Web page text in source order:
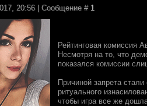
20:56 | Сообщение # 1
Рейтинговая комиссия
Несмотря на то, что
показался комиссии
Причиной запрета
ритуального
чтобы игра все же